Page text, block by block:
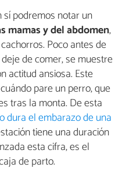
podremos notar un
mamas y del abdomen,
Poco antes de
de comer, se muestre
actitud ansiosa. Este
pare un perro, que
tras la monta. De esta
dura el embarazo de una
tiene una duración
esta cifra, es el
de parto.